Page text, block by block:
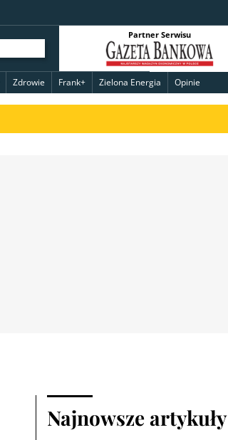
Partner Serwisu
Zdrowie Frank+ Zielona Energia Opinie
Najnowsze artykuły